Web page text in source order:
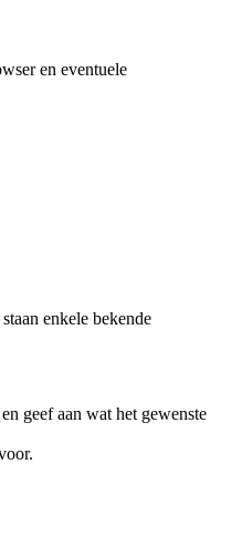
en eventuele
enkele bekende
geef aan wat het gewenste